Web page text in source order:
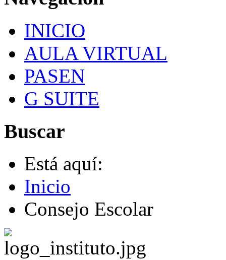
INICIO
AULA VIRTUAL
PASEN
G SUITE
Buscar
Está aquí:
Inicio
Consejo Escolar